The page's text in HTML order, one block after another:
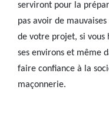
serviront pour la
pas avoir de
de votre projet, si vous
ses environs et même
faire confiance à la
maçonnerie.